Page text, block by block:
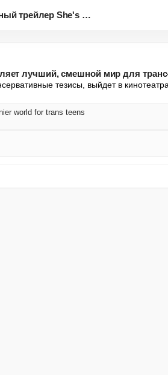
Эксклюзивный трейлер She's The...
лучший, смешной мир для
тезисы, выйдет в
world for trans teens